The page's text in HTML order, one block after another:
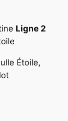
Ligne 2
Étoile,